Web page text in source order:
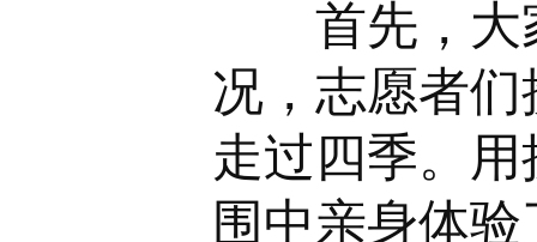
首先，大家
况，志愿者
走过四季。
围中亲身体